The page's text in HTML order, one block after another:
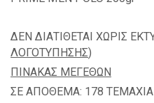
ΔΕΝ ΔΙΑΤΙΘΕΤΑΙ ΧΩΡΙΣ
ΛΟΓΟΤΥΠΗΣΗΣ)
ΠΙΝΑΚΑΣ ΜΕΓΕΘΩΝ
ΣΕ ΑΠΟΘΕΜΑ: 178 TEMAXIA